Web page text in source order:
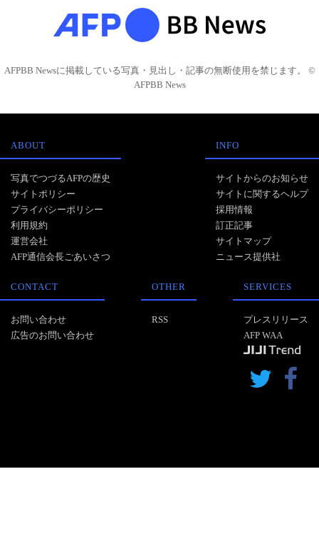
AFPBB Newsに掲載している写真・見出し・記事の無断使用を禁じます。 ©
AFPBB News
ABOUT
写真でつづるAFPの歴史
サイトポリシー
プライバシーポリシー
利用規約
運営会社
AFP通信会長ごあいさつ
INFO
サイトからのお知らせ
サイトに関するヘルプ
採用情報
訂正記事
サイトマップ
ニュース提供社
CONTACT
お問い合わせ
広告のお問い合わせ
OTHER
RSS
SERVICES
プレスリリース
AFP WAA